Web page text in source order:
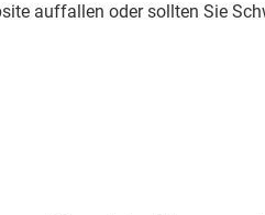
auffallen oder sollten Sie